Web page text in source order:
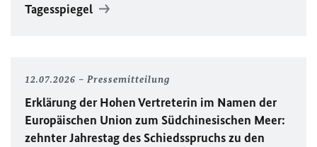
Tagesspiegel
12.07.2026 Pressemitteilung
Erklärung der Hohen Vertreterin im Namen der
Europäischen Union zum Südchinesischen Meer:
zehnter Jahrestag des Schiedsspruchs zu den